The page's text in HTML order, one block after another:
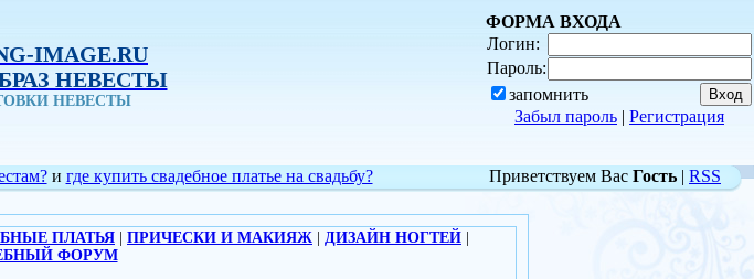
IMAGE.RU
НЕВЕСТЫ
НЕВЕСТЫ
ФОРМА ВХОДА
Логин:
Пароль:
запомнить
Забыл пароль | Регистрация
и где купить свадебное платье на свадьбу? Приветствуем Вас Гость | RSS
ПЛАТЬЯ ПРИЧЕСКИ И МАКИЯЖ ДИЗАЙН НОГТЕЙ
ФОРУМ